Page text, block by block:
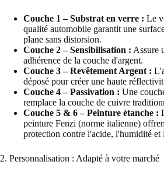
Couche 1 – Substrat en verre : Le
qualité automobile garantit une
plane sans distorsion.
Couche 2 – Sensibilisation : Assure
adhérence de la couche d'argent.
Couche 3 – Revêtement Argent :
déposé pour créer une haute
Couche 4 – Passivation : Une
remplace la couche de cuivre
Couche 5 & 6 – Peinture étanche :
peinture Fenzi (norme italienne)
protection contre l'acide, l'humidité et
2. Personnalisation : Adapté à votre marché